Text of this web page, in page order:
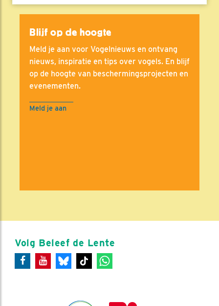
Blijf op de hoogte
Meld je aan voor Vogelnieuws en ontvang
nieuws, inspiratie en tips over vogels. En blijf
op de hoogte van beschermingsprojecten en
evenementen.
Meld je aan
Volg Beleef de Lente